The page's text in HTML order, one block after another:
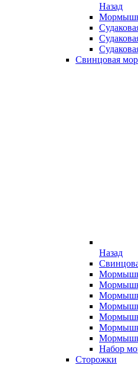
Назад
Свинцовая
Назад
Набор
Сторожки